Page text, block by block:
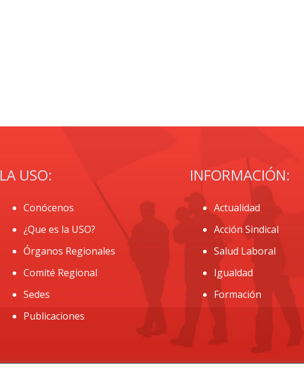
LA USO:
Conócenos
¿Que es la USO?
Órganos Regionales
Comité Regional
Sedes
Publicaciones
INFORMACIÓN:
Actualidad
Acción Sindical
Salud Laboral
Igualdad
Formación